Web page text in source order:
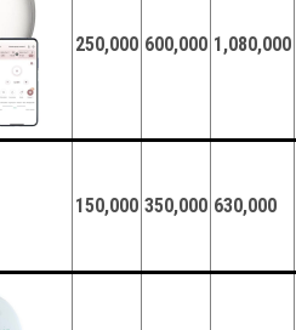
250,000 600,000 1,080,000
150,000 350,000 630,000